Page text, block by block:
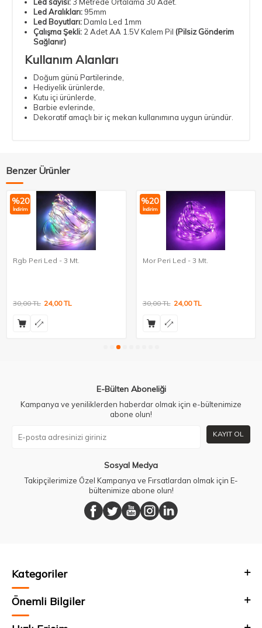
Led Aralıkları: 95mm
Led Boyutları:Damla Led 1mm
Çalışma Şekli: 2 Adet AA 1.5V Kalem Pil (Pilsiz Gönderim
Sağlanır)
Kullanım Alanları
Doğum günü Partilerinde,
Hediyelik ürünlerde,
Kutu içi ürünlerde,
Barbie evlerinde,
Dekoratif amaçlı bir iç mekan kullanımına uygun üründür.
Benzer Ürünler
%20
İndirim
Rgb Peri Led - 3 Mt.
30,00TL 24,00TL
%20
İndirim
Mor Peri Led - 3 Mt.
30,00TL 24,00TL
E-Bülten Aboneliği
Kampanya ve yeniliklerden haberdar olmak için e-bültenimize
abone olun!
KAYIT OL
Sosyal Medya
Takipçilerimize Özel Kampanya ve Fırsatlardan olmak için E-
bültenimize abone olun!
Kategoriler
Önemli Bilgiler